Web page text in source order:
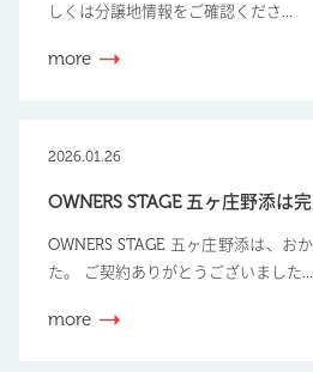
しくは分譲地情報をご確認くださ...
more
2026.01.26
OWNERS STAGE 五ヶ庄野添は
OWNERS STAGE 五ヶ庄野添は、お
た。 ご契約ありがとうございました...
more